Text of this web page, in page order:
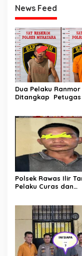
News Feed
Dua Pelaku Ranmor
Ditangkap Petugas
Polsek Rawas Ilir
Pelaku Curas dan